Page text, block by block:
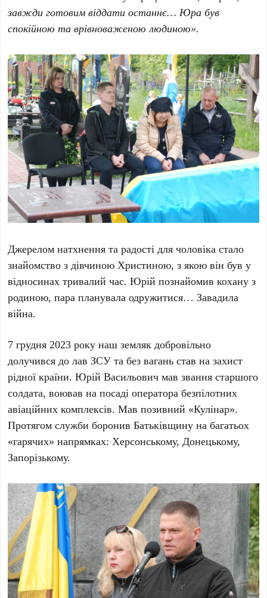
завжди готовим віддати останнє… Юра був
спокійною та врівноваженою людиною».
Джерелом натхнення та радості для чоловіка стало
знайомство з дівчиною Христиною, з якою він був у
відносинах тривалий час. Юрій познайомив кохану з
родиною, пара планувала одружитися… Завадила
війна.
7 грудня 2023 року наш земляк добровільно
долучився до лав ЗСУ та без вагань став на захист
рідної країни. Юрій Васильович мав звання старшого
солдата, воював на посаді оператора безпілотних
авіаційних комплексів. Мав позивний «Кулінар».
Протягом служби боронив Батьківщину на багатьох
«гарячих» напрямках: Херсонському, Донецькому,
Запорізькому.